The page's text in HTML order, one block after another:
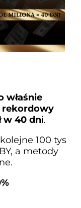
właśnie
rekordowy
w 40 dni.
100 tys
a metody